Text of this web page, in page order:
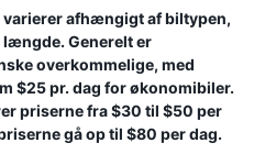
varierer afhængigt af biltypen,
Generelt er
overkommelige, med
$25 pr. dag for økonomibiler.
priserne fra $30 til $50 per
gå op til $80 per dag.